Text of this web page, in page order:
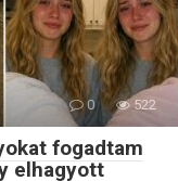
0 522
fogadtam
elhagyott